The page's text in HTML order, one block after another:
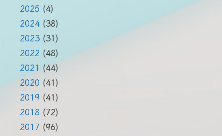
2025 (4)
2024 (38)
2023 (31)
2022 (48)
2021 (44)
2020 (41)
2019 (41)
2018 (72)
2017 (96)